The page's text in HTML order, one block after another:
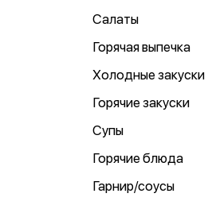
Салаты
Горячая выпечка
Холодные закуски
Горячие закуски
Супы
Горячие блюда
Гарнир/соусы